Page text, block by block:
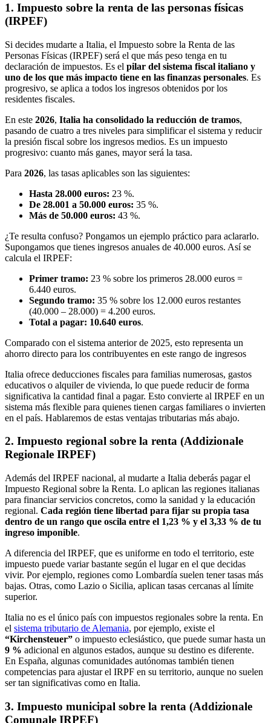
1. Impuesto sobre la renta de las personas físicas
(IRPEF)
Si decides mudarte a Italia, el Impuesto sobre la Renta de las
Personas Físicas (IRPEF) será el que más peso tenga en tu
declaración de impuestos. Es el pilar del sistema fiscal italiano y
uno de los que más impacto tiene en las finanzas personales. Es
progresivo, se aplica a todos los ingresos obtenidos por los
residentes fiscales.
En este 2026, Italia ha consolidado la reducción de tramos,
pasando de cuatro a tres niveles para simplificar el sistema y reducir
la presión fiscal sobre los ingresos medios. Es un impuesto
progresivo: cuanto más ganes, mayor será la tasa.
Para 2026, las tasas aplicables son las siguientes:
Hasta 28.000 euros: 23 %.
De 28.001 a 50.000 euros: 35 %.
Más de 50.000 euros: 43 %.
¿Te resulta confuso? Pongamos un ejemplo práctico para aclararlo.
Supongamos que tienes ingresos anuales de 40.000 euros. Así se
calcula el IRPEF:
Primer tramo: 23 % sobre los primeros 28.000 euros =
6.440 euros.
Segundo tramo: 35 % sobre los 12.000 euros restantes
(40.000 – 28.000) = 4.200 euros.
Total a pagar: 10.640 euros.
Comparado con el sistema anterior de 2025, esto representa un
ahorro directo para los contribuyentes en este rango de ingresos
Italia ofrece deducciones fiscales para familias numerosas, gastos
educativos o alquiler de vivienda, lo que puede reducir de forma
significativa la cantidad final a pagar. Esto convierte al IRPEF en un
sistema más flexible para quienes tienen cargas familiares o invierten
en el país. Hablaremos de estas ventajas tributarias más abajo.
2. Impuesto regional sobre la renta (Addizionale
Regionale IRPEF)
Además del IRPEF nacional, al mudarte a Italia deberás pagar el
Impuesto Regional sobre la Renta. Lo aplican las regiones italianas
para financiar servicios concretos, como la sanidad y la educación
regional. Cada región tiene libertad para fijar su propia tasa
dentro de un rango que oscila entre el 1,23 % y el 3,33 % de tu
ingreso imponible.
A diferencia del IRPEF, que es uniforme en todo el territorio, este
impuesto puede variar bastante según el lugar en el que decidas
vivir. Por ejemplo, regiones como Lombardía suelen tener tasas más
bajas. Otras, como Lazio o Sicilia, aplican tasas cercanas al límite
superior.
Italia no es el único país con impuestos regionales sobre la renta. En
el sistema tributario de Alemania, por ejemplo, existe el
“Kirchensteuer” o impuesto eclesiástico, que puede sumar hasta un
9 % adicional en algunos estados, aunque su destino es diferente.
En España, algunas comunidades autónomas también tienen
competencias para ajustar el IRPF en su territorio, aunque no suelen
ser tan significativas como en Italia.
3. Impuesto municipal sobre la renta (Addizionale
Comunale IRPEF)